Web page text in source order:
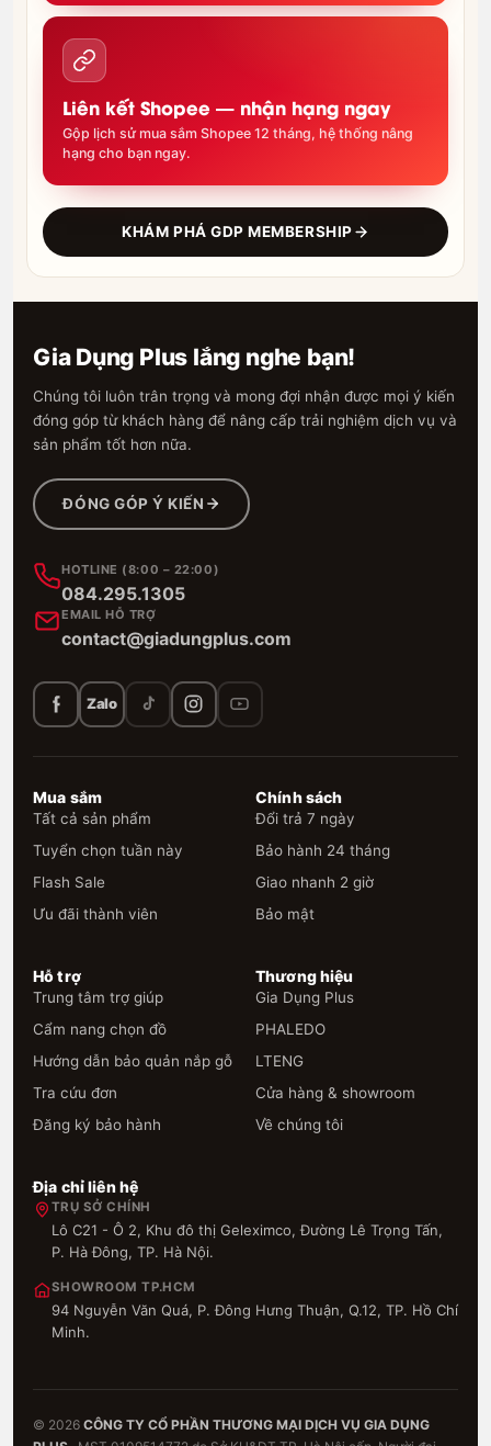
Liên kết Shopee — nhận hạng ngay
Gộp lịch sử mua sắm Shopee 12 tháng, hệ thống nâng
hạng cho bạn ngay.
KHÁM PHÁ GDP MEMBERSHIP
Gia Dụng Plus lắng nghe bạn!
Chúng tôi luôn trân trọng và mong đợi nhận được mọi ý kiến
đóng góp từ khách hàng để nâng cấp trải nghiệm dịch vụ và
sản phẩm tốt hơn nữa.
ĐÓNG GÓP Ý KIẾN
HOTLINE (8:00 – 22:00)
084.295.1305
EMAIL HỖ TRỢ
contact@giadungplus.com
Zalo
Mua sắm
Tất cả sản phẩm
Tuyển chọn tuần này
Flash Sale
Ưu đãi thành viên
Chính sách
Đổi trả 7 ngày
Bảo hành 24 tháng
Giao nhanh 2 giờ
Bảo mật
Hỗ trợ
Trung tâm trợ giúp
Cẩm nang chọn đồ
Hướng dẫn bảo quản nắp gỗ
Tra cứu đơn
Đăng ký bảo hành
Thương hiệu
Gia Dụng Plus
PHALEDO
LTENG
Cửa hàng & showroom
Về chúng tôi
Địa chỉ liên hệ
TRỤ SỞ CHÍNH
Lô C21 - Ô 2, Khu đô thị Geleximco, Đường Lê Trọng Tấn,
P. Hà Đông, TP. Hà Nội.
SHOWROOM TP.HCM
94 Nguyễn Văn Quá, P. Đông Hưng Thuận, Q.12, TP. Hồ Chí
Minh.
© 2026 CÔNG TY CỔ PHẦN THƯƠNG MẠI DỊCH VỤ GIA DỤNG